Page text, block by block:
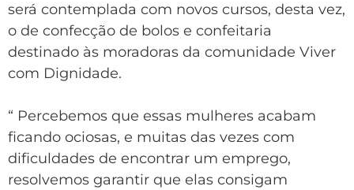
será contemplada com novos cursos, desta vez,
o de confecção de bolos e confeitaria
destinado às moradoras da comunidade Viver
com Dignidade.
“ Percebemos que essas mulheres acabam
ficando ociosas, e muitas das vezes com
dificuldades de encontrar um emprego,
resolvemos garantir que elas consigam